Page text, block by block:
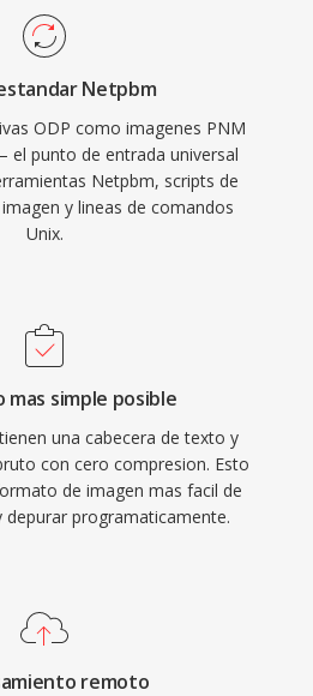
Netpbm
ODP como imagenes PNM
el punto de entrada universal
Netpbm, scripts de
y lineas de comandos
Unix.
mas simple posible
una cabecera de texto y
con cero compresion. Esto
de imagen mas facil de
depurar programaticamente.
remoto